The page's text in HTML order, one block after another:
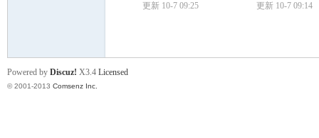
更新 10-7 09:25
更新 10-7 09:14
Powered by Discuz! X3.4 Licensed
© 2001-2013 Comsenz Inc.